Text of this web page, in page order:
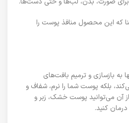
که این محصول منافذ پوست را
به بازسازی و ترمیم بافت‌های
بلکه پوست شما را نرم، شفاف و
آن می‌توانید پوست خشک، زبر و
کنید.